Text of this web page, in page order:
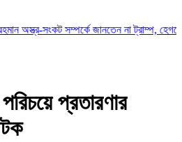
সংকট সম্পর্কে জানতেন না ট্রাম্প, হেগসেথের
প্রতারণার